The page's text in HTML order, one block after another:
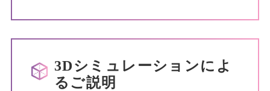
3Dシミュレーションによ
るご説明